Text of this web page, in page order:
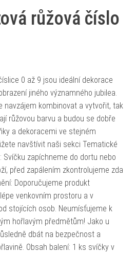
růžová číslo
Kč.
0 až 9 jsou ideální dekorace
jiného významného jubilea.
navzájem kombinovat a vytvořit, tak
růžovou barvu a budou se dobře
a dekoracemi ve stejném
navštívit naši sekci Tematické
Svíčku zapíchneme do dortu nebo
před zapálením zkontrolujeme zda
Doporučujeme produkt
venkovním prostoru a v
stojících osob. Neumísťujeme k
hořlavým předmětům! Jako u
dbát na bezpečnost a
Obsah balení: 1 ks svíčky v